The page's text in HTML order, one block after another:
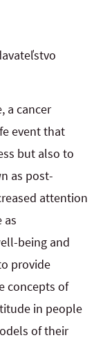
a cancer
event that
but also to
as post-
attention
as
being and
provide
concepts of
in people
of their